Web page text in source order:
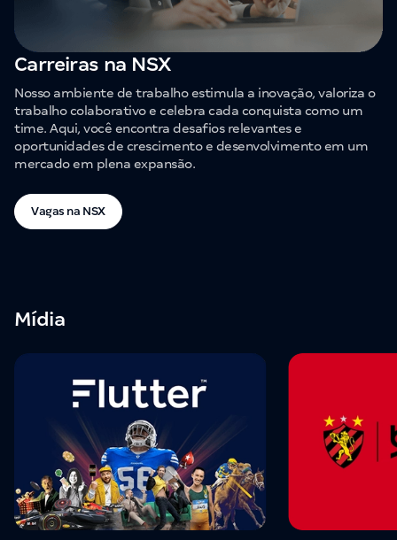
Carreiras na NSX
Nosso ambiente de trabalho estimula a inovação, valoriza o
trabalho colaborativo e celebra cada conquista como um
time. Aqui, você encontra desafios relevantes e
oportunidades de crescimento e desenvolvimento em um
mercado em plena expansão.
Vagas na NSX
Mídia